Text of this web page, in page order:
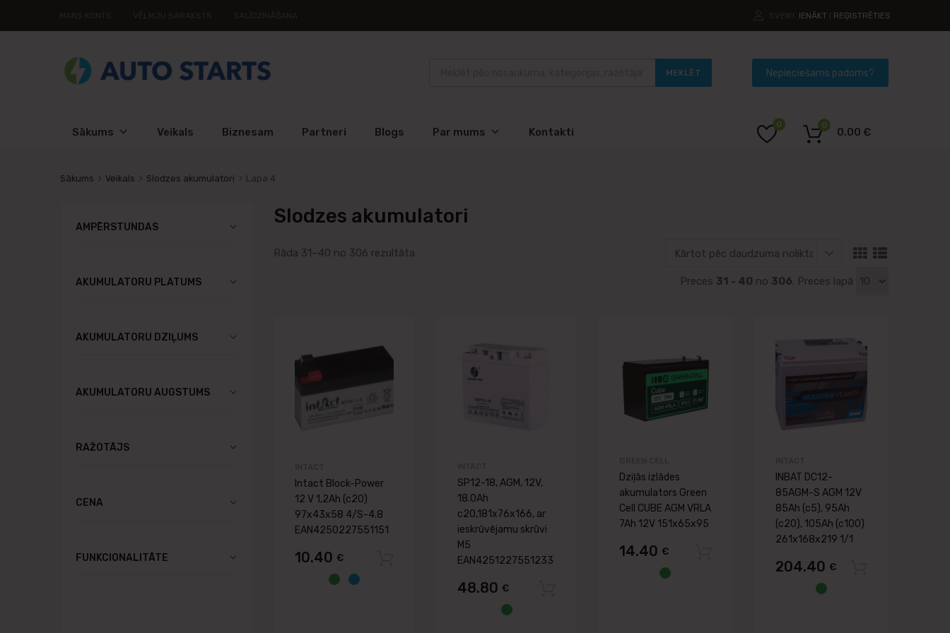
IENĀKT REĢISTRĒTIES
MEKLĒT
Sākums Veikals Biznesam Partneri Blogs Par mums Kontakti
0
0.00 €
0
Sākums Veikals Slodzes akumulatori Lapa 4
Slodzes akumulatori
Rāda 31–40 no 306 rezultāta
Preces 31 - 40 no 306. Preces lapā
Pievienot salīdzināšanai
Intact Block-Power
12 V 1,2Ah (c20)
97x43x58 4/S-4.8
EAN4250227551151
10.40 € Pievienot grozam
Pievienot salīdzināšanai
SP12-18, AGM, 12V,
18.0Ah
c20,181x76x166, ar
ieskrūvējamu skrūvi
M5
EAN4251227551233
48.80 €
Pievienot vēlmju lapai
Dziļās izlādes
akumulators Green
Cell CUBE AGM VRLA
7Ah 12V 151x65x95
14.40 €
INBAT DC12-
85AGM-S AGM 12V
85Ah (c5), 95Ah
(c20), 105Ah (c100)
261x168x219 1/1
204.40 €
AMPĒRSTUNDAS
AKUMULATORU PLATUMS
AKUMULATORU DZIĻUMS
AKUMULATORU AUGSTUMS
RAŽOTĀJS
CENA
FUNKCIONALITĀTE